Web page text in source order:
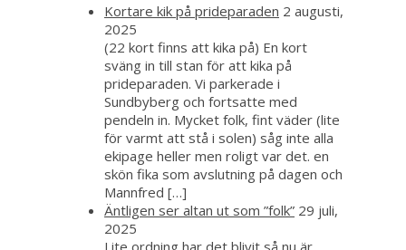
Kortare kik på prideparaden 2 augusti,
2025
(22 kort finns att kika på) En kort
sväng in till stan för att kika på
prideparaden. Vi parkerade i
Sundbyberg och fortsatte med
pendeln in. Mycket folk, fint väder (lite
för varmt att stå i solen) såg inte alla
ekipage heller men roligt var det. en
skön fika som avslutning på dagen och
Mannfred […]
Äntligen ser altan ut som ”folk” 29 juli,
2025
Lite ordning har det blivit så nu är